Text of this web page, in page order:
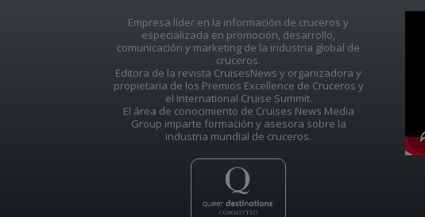
Empresa líder en la información de cruceros y
especializada en promoción, desarrollo,
comunicación y marketing de la industria global de
cruceros.
Editora de la revista CruisesNews y organizadora y
propietaria de los Premios Excellence de Cruceros y
el International Cruise Summit.
El área de conocimiento de Cruises News Media
Group imparte formación y asesora sobre la
industria mundial de cruceros.